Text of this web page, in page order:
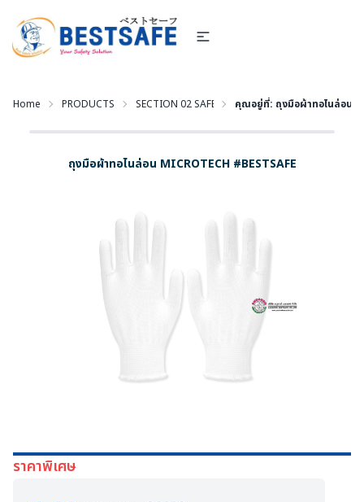
Home PRODUCTS SECTION 02 SAFETY GLOVES - ถุงมือนิรภัย
คุณอยู่ที่: ถุงมือผ้าทอไนล่อน
ถุงมือผ้าทอไนล่อน MICROTECH #BESTSAFE
ราคาพิเศษ